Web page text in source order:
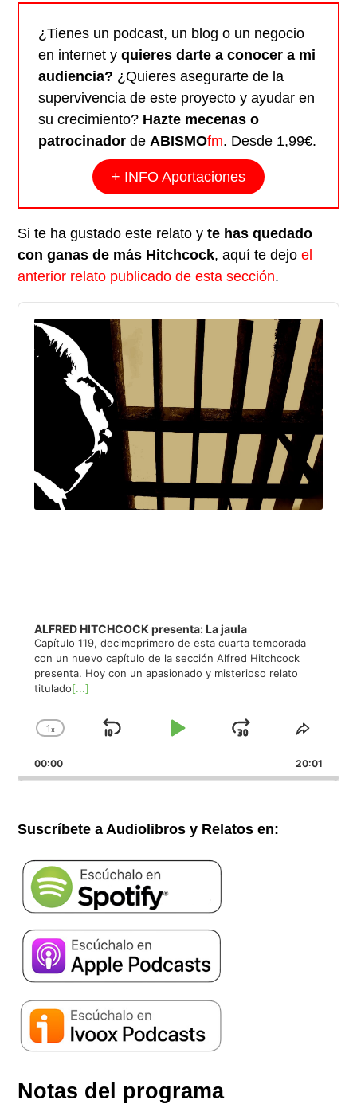
¿Tienes un podcast, un blog o un negocio
en internet yquieres darte a conocer a mi
audiencia? ¿Quieres asegurarte de la
supervivencia de este proyecto y ayudar en
su crecimiento? Hazte mecenas o
patrocinador de ABISMOfm. Desde 1,99€.
+ INFO Aportaciones
Si te ha gustado este relato yte has quedado
con ganas de más Hitchcock, aquí te dejoel
anterior relato publicado de esta sección.
Audio
Player
ALFRED HITCHCOCK presenta: La jaula
Capítulo 119, decimoprimero de esta cuarta temporada
con un nuevo capítulo de la sección Alfred Hitchcock
presenta. Hoy con un apasionado y misterioso relato
titulado[...]
Cambiar
velocidad
de
1x
Saltar
atrás
Reproducir
Pausar
Avanzar
00:00 20:01
Suscríbete a Audiolibros y Relatos en:
Notas del programa